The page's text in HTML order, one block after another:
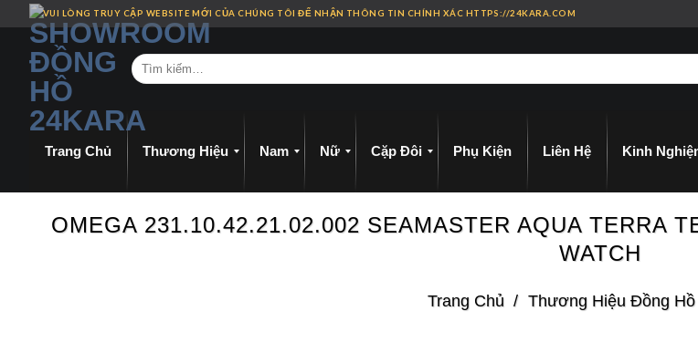
content
VUI LÒNG TRUY CẬP WEBSITE MỚI CỦA CHÚNG TÔI ĐỂ NHẬN THÔNG TIN CHÍNH XÁC HTTPS://24KARA.COM
Trang Chủ Thương Hiệu Nam Nữ Cặp Đôi Phụ Kiện Liên Hệ Kinh
OMEGA 231.10.42.21.02.002 SEAMASTER AQUA TERRA
WATCH
Trang Chủ / Thương Hiệu Đồng Hồ